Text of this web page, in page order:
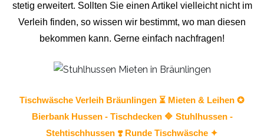
stetig erweitert. Sollten Sie einen Artikel vielleicht nicht im
Verleih finden, so wissen wir bestimmt, wo man diesen
bekommen kann. Gerne einfach nachfragen!
Tischwäsche Verleih Bräunlingen ⏳ Mieten & Leihen ✪
Bierbank Hussen - Tischdecken 🔷 Stuhlhussen -
Stehtischhussen ❣️ Runde Tischwäsche ✦